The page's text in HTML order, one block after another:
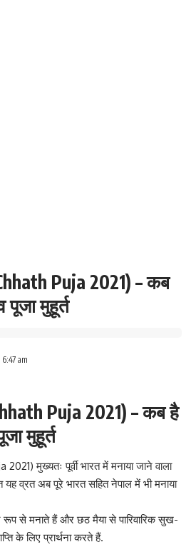
Puja 2021) – कब
मुहूर्त
am
Puja 2021) – कब है
मुहूर्त
मुख्यतः पूर्वी भारत में मनाया जाने वाला
यह व्रत अब पूरे भारत सहित नेपाल में भी मनाया
रूप से मनाते हैं औरछठमैया से पारिवारिक सुख-
के लिए प्रार्थना करते हैं.